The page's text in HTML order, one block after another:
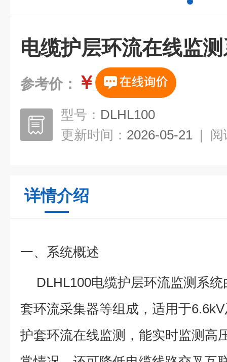
电缆护层环流在线监
参考价： ￥
型号： DLHL100
更新时间： 2026-05-21 | 阅
详情介绍
一、系统概述
DLHL100电缆护层环流监测系
套环流采集器等组成，适用于
护套环流在线监测，能实时监测高